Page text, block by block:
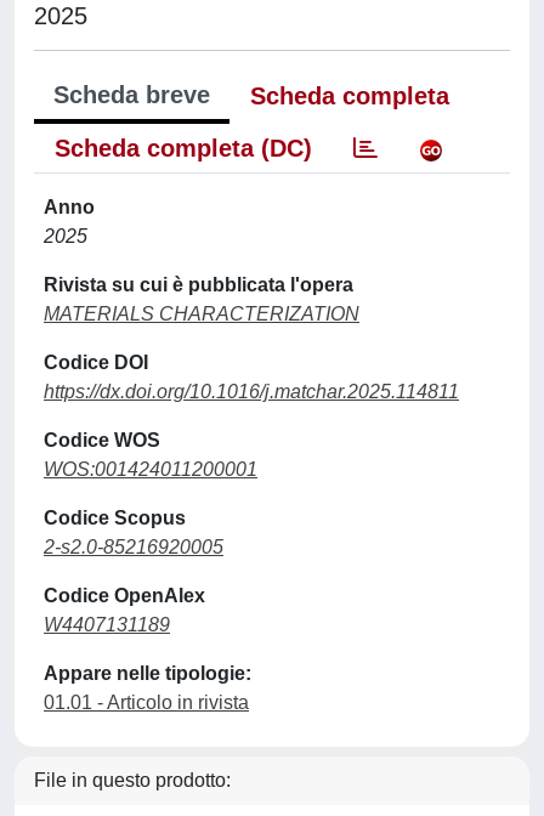
2025
Scheda breve
Scheda completa
Scheda completa (DC)
Anno
2025
Rivista su cui è pubblicata l'opera
MATERIALS CHARACTERIZATION
Codice DOI
https://dx.doi.org/10.1016/j.matchar.2025.114811
Codice WOS
WOS:001424011200001
Codice Scopus
2-s2.0-85216920005
Codice OpenAlex
W4407131189
Appare nelle tipologie:
01.01 - Articolo in rivista
File in questo prodotto: